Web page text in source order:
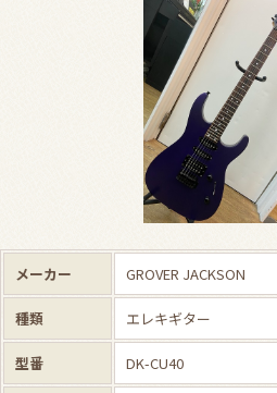
メーカー GROVER JACKSON
種類 エレキギター
型番 DK-CU40